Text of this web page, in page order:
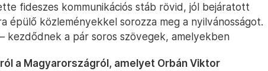
fideszes kommunikációs stáb rövid, jól bejáratott
épülő közleményekkel sorozza meg a nyilvánosságot.
kezdődnek a pár soros szövegek, amelyekben
a Magyarországról, amelyet Orbán Viktor